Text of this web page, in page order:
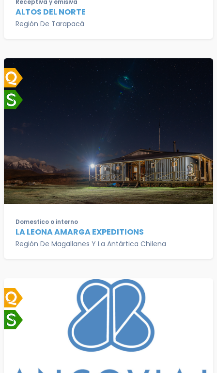
Receptiva y emisiva
ALTOS DEL NORTE
Región De Tarapacá
Domestico o interno
LA LEONA AMARGA EXPEDITIONS
Región De Magallanes Y La Antártica Chilena